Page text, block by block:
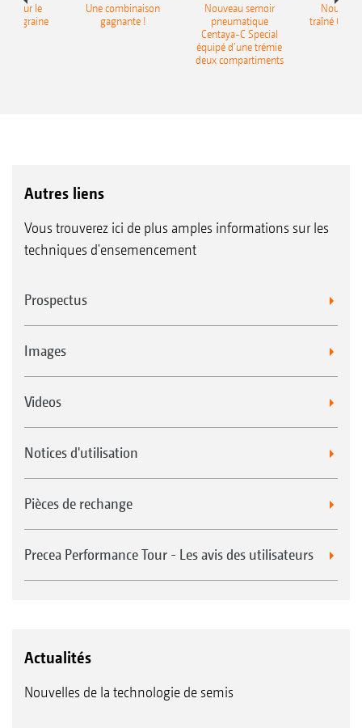
pour le
Une combinaison
gagnante !
Nouveau semoir
pneumatique
Centaya-C Special
équipé d’une trémie
deux compartiments
traîné
Autres liens
Vous trouverez ici de plus amples informations sur les
techniques d'ensemencement
Prospectus
Images
Videos
Notices d'utilisation
Pièces de rechange
Precea Performance Tour - Les avis des utilisateurs
Actualités
Nouvelles de la technologie de semis